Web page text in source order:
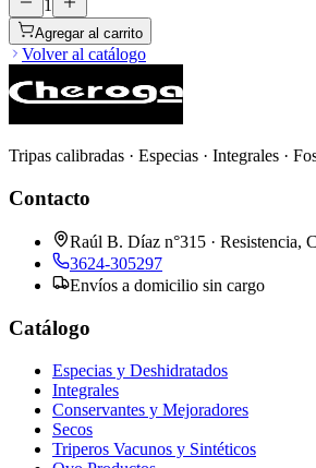
1
Agregar al carrito
Volver al catálogo
Tripas calibradas · Especias · Integrales ·
Contacto
Raúl B. Díaz n°315 · Resistencia,
3624-305297
Envíos a domicilio sin cargo
Catálogo
Especias y Deshidratados
Integrales
Conservantes y Mejoradores
Secos
Triperos Vacunos y Sintéticos